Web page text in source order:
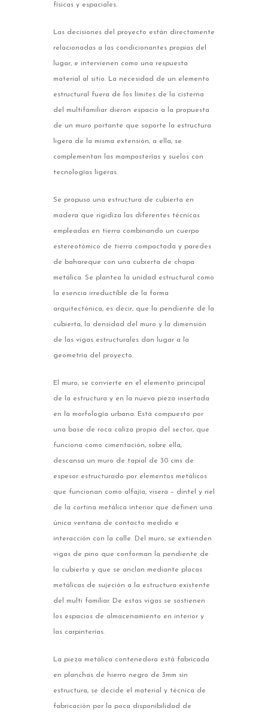
físicas y espaciales.
Las decisiones del proyecto están directamente
relacionadas a las condicionantes propias del
lugar, e intervienen como una respuesta
material al sitio. La necesidad de un elemento
estructural fuera de los límites de la cisterna
del multifamiliar dieron espacio a la propuesta
de un muro portante que soporte la estructura
ligera de la misma extensión, a ella, se
complementan las mamposterías y suelos con
tecnologías ligeras.
Se propuso una estructura de cubierta en
madera que rigidiza las diferentes técnicas
empleadas en tierra combinando un cuerpo
estereotómico de tierra compactada y paredes
de bahareque con una cubierta de chapa
metálica. Se plantea la unidad estructural como
la esencia irreductible de la forma
arquitectónica, es decir, que la pendiente de la
cubierta, la densidad del muro y la dimensión
de las vigas estructurales dan lugar a la
geometría del proyecto.
El muro, se convierte en el elemento principal
de la estructura y en la nueva pieza insertada
en la morfología urbana. Está compuesto por
una base de roca caliza propia del sector, que
funciona como cimentación, sobre ella,
descansa un muro de tapial de 30 cms de
espesor estructurado por elementos metálicos
que funcionan como alfajía, visera – dintel y riel
de la cortina metálica interior que definen una
única ventana de contacto medido e
interacción con la calle. Del muro, se extienden
vigas de pino que conforman la pendiente de
la cubierta y que se anclan mediante placas
metálicas de sujeción a la estructura existente
del multi familiar. De estas vigas se sostienen
los espacios de almacenamiento en interior y
las carpinterías.
La pieza metálica contenedora está fabricada
en planchas de hierro negro de 3mm sin
estructura, se decide el material y técnica de
fabricación por la poca disponibilidad de